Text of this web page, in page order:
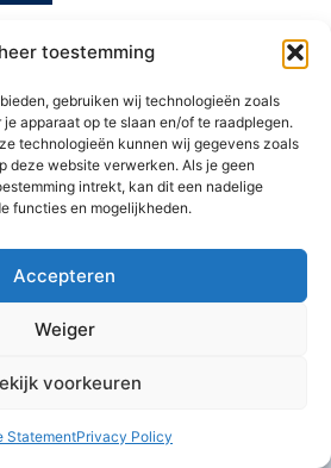
toestemming
gebruiken wij technologieën zoals
apparaat op te slaan en/of te raadplegen.
technologieën kunnen wij gegevens zoals
deze website verwerken. Als je geen
intrekt, kan dit een nadelige
functies en mogelijkheden.
Accepteren
Weiger
voorkeuren
StatementPrivacy Policy
N.V.